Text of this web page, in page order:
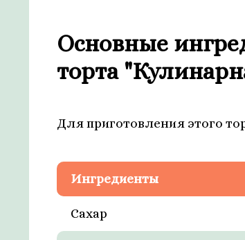
Основные
торта
Для приготовления этого
Ингредиенты
Сахар